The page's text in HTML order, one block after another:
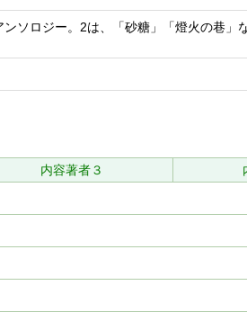
ソロジー。2は、「砂糖」「燈火の巷」
内容著者３